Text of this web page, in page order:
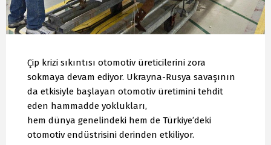
Çip krizi sıkıntısı otomotiv üreticilerini zora
sokmaya devam ediyor. Ukrayna-Rusya savaşının
da etkisiyle başlayan otomotiv üretimini tehdit
eden hammadde yoklukları,
hem dünya genelindeki hem de Türkiye’deki
otomotiv endüstrisini derinden etkiliyor.